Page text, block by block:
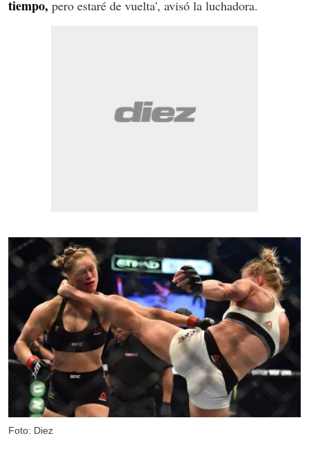
tiempo, pero estaré de vuelta', avisó la luchadora.
Foto: Diez